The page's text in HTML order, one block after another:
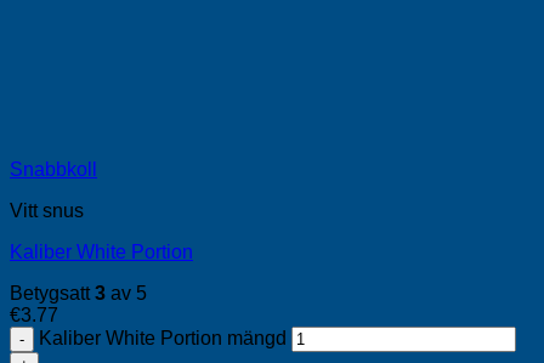
Snabbkoll
Vitt snus
Kaliber White Portion
Betygsatt3 av 5
€3.77
Kaliber White Portion mängd